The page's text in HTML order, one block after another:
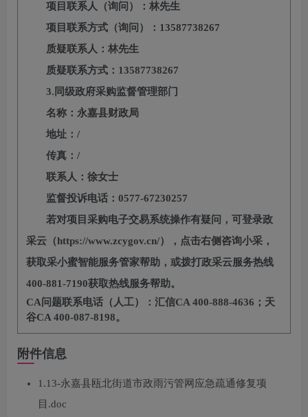
项目联系人（询问）： 林先生
项目联系方式（询问）： 13587738267
质疑联系人： 林先生
质疑联系方式： 13587738267
3.同级政府采购监督管理部门
名称：永嘉县财政局
地址： /
传真： /
联系人：徐女士
监督投诉电话： 0577-67230257
若对项目采购电子交易系统操作有疑问，可登录政
采云（https://www.zcygov.cn/），点击右侧咨询小采，
获取采小蜜智能服务管家帮助，或拨打政采云服务热线
400-881-7190获取热线服务帮助。
CA问题联系电话（人工）：汇信CA 400-888-4636；天
谷CA 400-087-8198。
附件信息
1.13-永嘉县瓯北街道市政雨污管网应急疏通修复项
目.doc